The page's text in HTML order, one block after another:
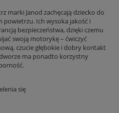
marki Janod zachęcają dziecko do
powietrzu. Ich wysoka jakość i
bezpieczeństwa, dzięki czemu
swoją motorykę – ćwiczyć
czucie głębokie i dobry kontakt
dworze ma ponadto korzystny
się